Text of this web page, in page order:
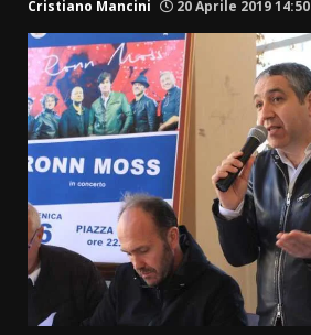
Cristiano Mancini 20 Aprile 2019 14:50